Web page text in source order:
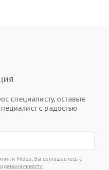
специалисту, оставьте
с радостью
Midea, Вы соглашаетесь с